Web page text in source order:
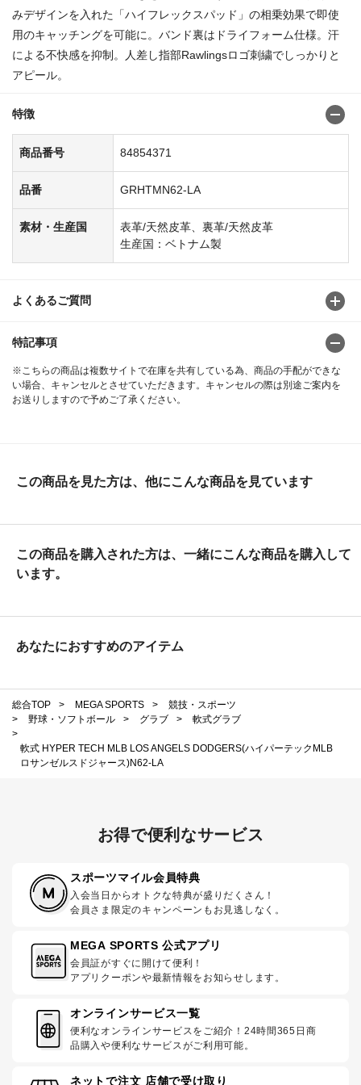
みデザインを入れた「ハイフレックスパッド」の相乗効果で即使
用のキャッチングを可能に。バンド裏はドライフォーム仕様。汗
による不快感を抑制。人差し指部Rawlingsロゴ刺繍でしっかりと
アピール。
特徴
商品番号 84854371
品番 GRHTMN62-LA
素材・生産国
表革/天然皮革、裏革/天然皮革
生産国：ベトナム製
よくあるご質問
特記事項
※こちらの商品は複数サイトで在庫を共有している為、商品の手配ができな
い場合、キャンセルとさせていただきます。キャンセルの際は別途ご案内を
お送りしますので予めご了承ください。
この商品を見た方は、他にこんな商品を見ています
この商品を購入された方は、一緒にこんな商品を購入して
います。
あなたにおすすめのアイテム
総合TOP > MEGA SPORTS >
競技・スポーツ
>
野球・ソフトボール > グラブ >
軟式グラブ
>
軟式 HYPER TECH MLB LOS ANGELS DODGERS(ハイパーテックMLB
ロサンゼルスドジャース)N62-LA
お得で便利なサービス
スポーツマイル会員特典
入会当日からオトクな特典が盛りだくさん！
会員さま限定のキャンペーンもお見逃しなく。
MEGA SPORTS 公式アプリ
会員証がすぐに開けて便利！
アプリクーポンや最新情報をお知らせします。
オンラインサービス一覧
便利なオンラインサービスをご紹介！24時間365日商
品購入や便利なサービスがご利用可能。
ネットで注文 店舗で受け取り